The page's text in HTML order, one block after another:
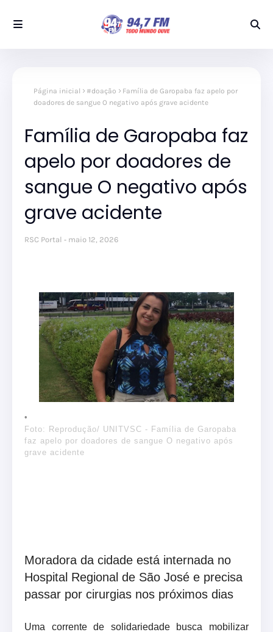
Página inicial #doação
Família de Garopaba faz apelo por
doadores de sangue O negativo após grave acidente
Família de Garopaba faz
apelo por doadores de
sangue O negativo após
grave acidente
RSC Portal maio 12, 2026
Foto: Reprodução/ UNITVSC - Família de Garopaba
faz apelo por doadores de sangue O negativo após
grave acidente
Moradora da cidade está internada no
Hospital Regional de São José e precisa
passar por cirurgias nos próximos dias
Uma corrente de solidariedade busca mobilizar